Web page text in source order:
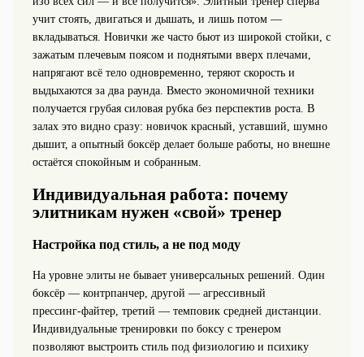
учит стоять, двигаться и дышать, и лишь потом —
вкладываться. Новички же часто бьют из широкой стойки, с
зажатым плечевым поясом и поднятыми вверх плечами,
напрягают всё тело одновременно, теряют скорость и
выдыхаются за два раунда. Вместо экономичной техники
получается грубая силовая рубка без перспектив роста. В
залах это видно сразу: новичок красный, уставший, шумно
дышит, а опытный боксёр делает больше работы, но внешне
остаётся спокойным и собранным.
Индивидуальная работа: почему
элитникам нужен «свой» тренер
Настройка под стиль, а не под моду
На уровне элиты не бывает универсальных решений. Один
боксёр — контрпанчер, другой — агрессивный
прессинг‑файтер, третий — темповик средней дистанции.
Индивидуальные тренировки по боксу с тренером
позволяют выстроить стиль под физиологию и психику